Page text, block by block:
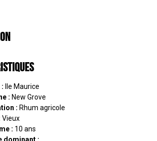
Ile Maurice
: New Grove
: Rhum agricole
Vieux
: 10 ans